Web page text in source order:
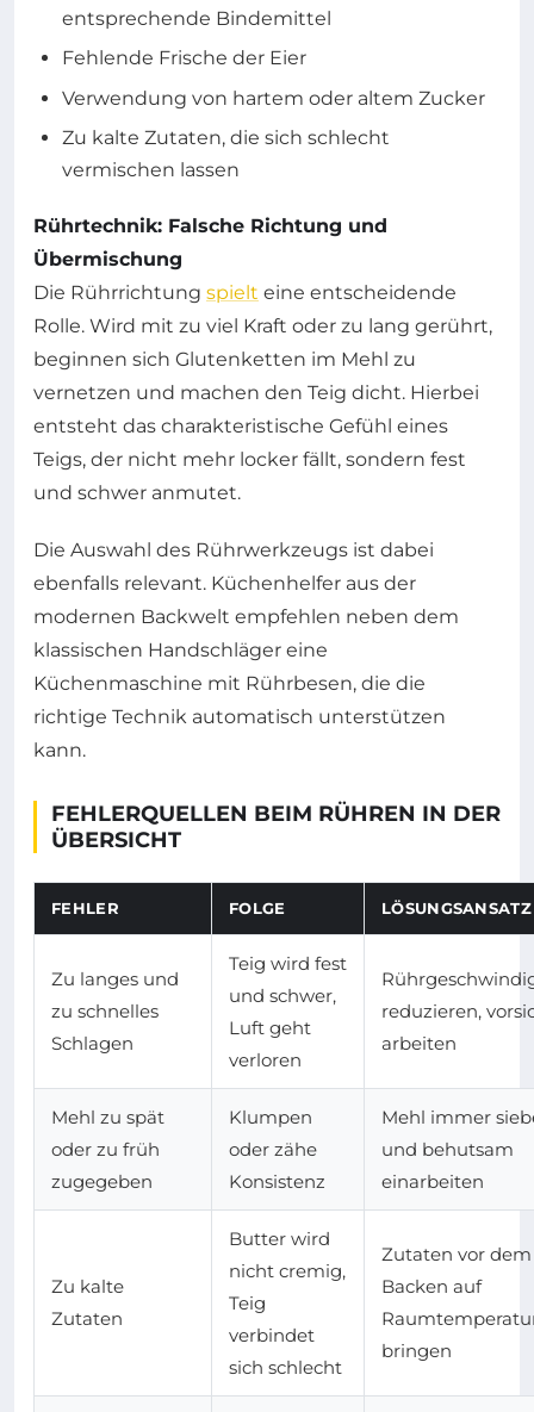
entsprechende Bindemittel
Fehlende Frische der Eier
Verwendung von hartem oder altem Zucker
Zu kalte Zutaten, die sich schlecht
vermischen lassen
Rührtechnik: Falsche Richtung und
Übermischung
Die Rührrichtung spielt eine entscheidende
Rolle. Wird mit zu viel Kraft oder zu lang gerührt,
beginnen sich Glutenketten im Mehl zu
vernetzen und machen den Teig dicht. Hierbei
entsteht das charakteristische Gefühl eines
Teigs, der nicht mehr locker fällt, sondern fest
und schwer anmutet.
Die Auswahl des Rührwerkzeugs ist dabei
ebenfalls relevant. Küchenhelfer aus der
modernen Backwelt empfehlen neben dem
klassischen Handschläger eine
Küchenmaschine mit Rührbesen, die die
richtige Technik automatisch unterstützen
kann.
FEHLERQUELLEN BEIM RÜHREN IN DER
ÜBERSICHT
FEHLER FOLGE LÖSUNGSANSATZ
Zu langes und
zu schnelles
Schlagen
Teig wird fest
und schwer,
Luft geht
verloren
reduzieren,
arbeiten
Mehl zu spät
oder zu früh
zugegeben
Klumpen
oder zähe
Konsistenz
Mehl immer
und behutsam
einarbeiten
Zu kalte
Zutaten
Butter wird
nicht cremig,
Teig
verbindet
sich schlecht
Zutaten vor dem
Backen auf
bringen